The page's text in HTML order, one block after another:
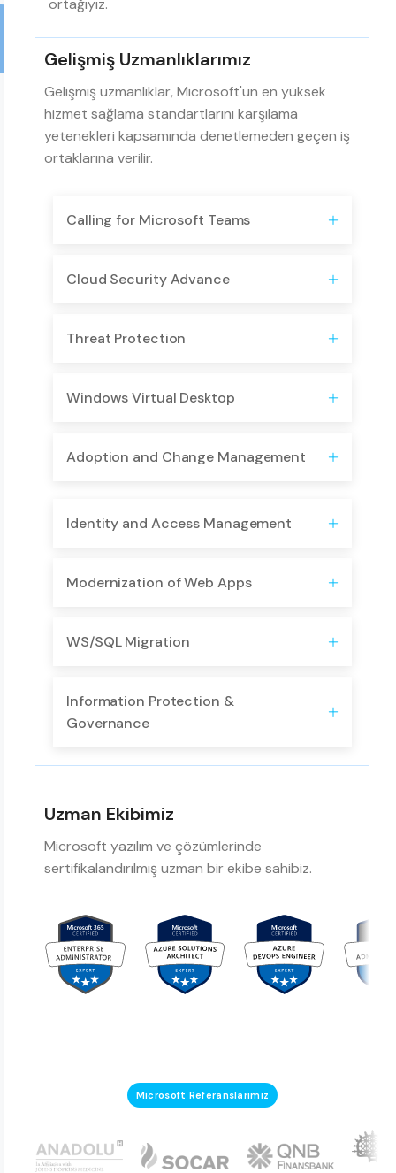
ortağıyız.
Gelişmiş Uzmanlıklarımız
Gelişmiş uzmanlıklar, Microsoft'un en yüksek
hizmet sağlama standartlarını karşılama
yetenekleri kapsamında denetlemeden geçen iş
ortaklarına verilir.
Calling for Microsoft Teams
Cloud Security Advance
Threat Protection
​Windows Virtual Desktop
Adoption and Change Management
Identity and Access Management
Modernization of Web Apps
WS/SQL Migration
Information Protection &
Governance
Uzman Ekibimiz
Microsoft yazılım ve çözümlerinde
sertifikalandırılmış uzman bir ekibe sahibiz.
Microsoft Referanslarımız